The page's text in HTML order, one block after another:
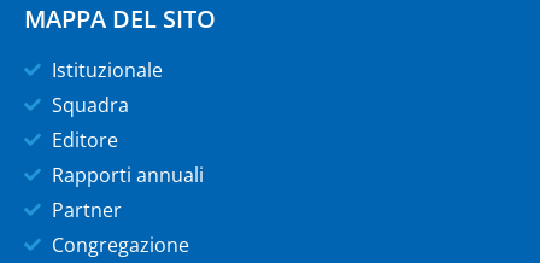
MAPPA DEL SITO
Istituzionale
Squadra
Editore
Rapporti annuali
Partner
Congregazione